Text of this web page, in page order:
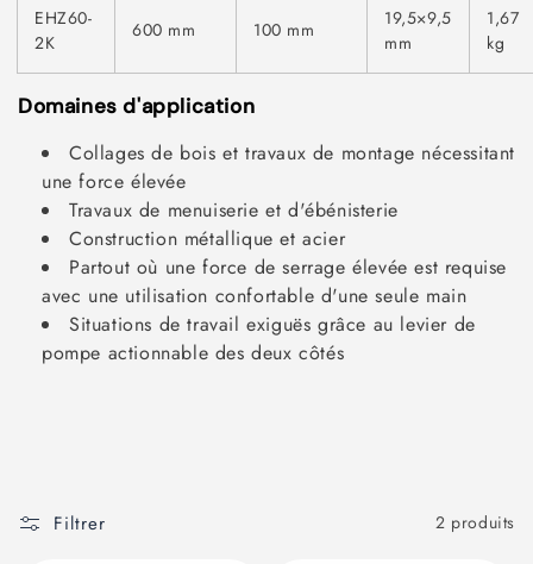
EHZ60-
2K
600 mm 100 mm
19,5×9,5
mm
1,67
kg
Domaines d'application
Collages de bois et travaux de montage nécessitant
une force élevée
Travaux de menuiserie et d'ébénisterie
Construction métallique et acier
Partout où une force de serrage élevée est requise
avec une utilisation confortable d'une seule main
Situations de travail exiguës grâce au levier de
pompe actionnable des deux côtés
Filtrer 2 produits